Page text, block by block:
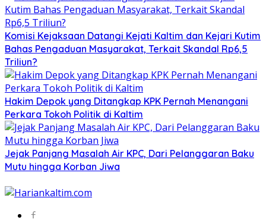
Komisi Kejaksaan Datangi Kejati Kaltim dan Kejari Kutim
Bahas Pengaduan Masyarakat, Terkait Skandal Rp6,5
Triliun?
Hakim Depok yang Ditangkap KPK Pernah Menangani
Perkara Tokoh Politik di Kaltim
Jejak Panjang Masalah Air KPC, Dari Pelanggaran Baku
Mutu hingga Korban Jiwa